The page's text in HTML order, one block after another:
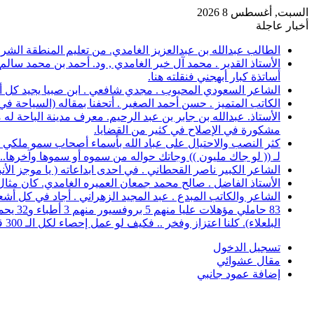
السبت, أغسطس 8 2026
أخبار عاجلة
الطالب عبدالله بن عبدالعزيز الغامدي. من تعليم المنطقة الشرقية، حصل
الأستاذ القدير . محمد آل خير الغامدي , ود. أحمد بن محمد
أساتذة كبار أبهجني فنقلته هنا.
الشاعر السعودي المحبوب . مجدي شافعي . ابن صبيا يجيد كل
الكاتب المتميز . حسن أحمد الصغير . أتحفنا بمقاله (السياحة
الأستاذ. عبدالله بن جابر بن عبد الرحيم. معرف مدينة
مشكورة في الإصلاح في كثير من القضايا.
كثر النصب والاحتيال على عباد الله بأسماء أصحاب سمو
لـ (( لو جاك مليون )) وجاتك حواله من سموه أو سموها
الشاعر الكبير ناصر القحطاني . في احدى ابداعاته ( يا موجز
الأستاذ الفاضل . صالح محمد جمعان العميره الغامدي. كان مثال للمعلم
الشاعر والكاتب المبدع . عبد المجيد الزهراني . أجاد في كل
البلعلاء). كلنا اعتزاز وفخر .. فكيف لو عمل إحصاء لكل الـ 300 قرية.
تسجيل الدخول
مقال عشوائي
إضافة عمود جانبي